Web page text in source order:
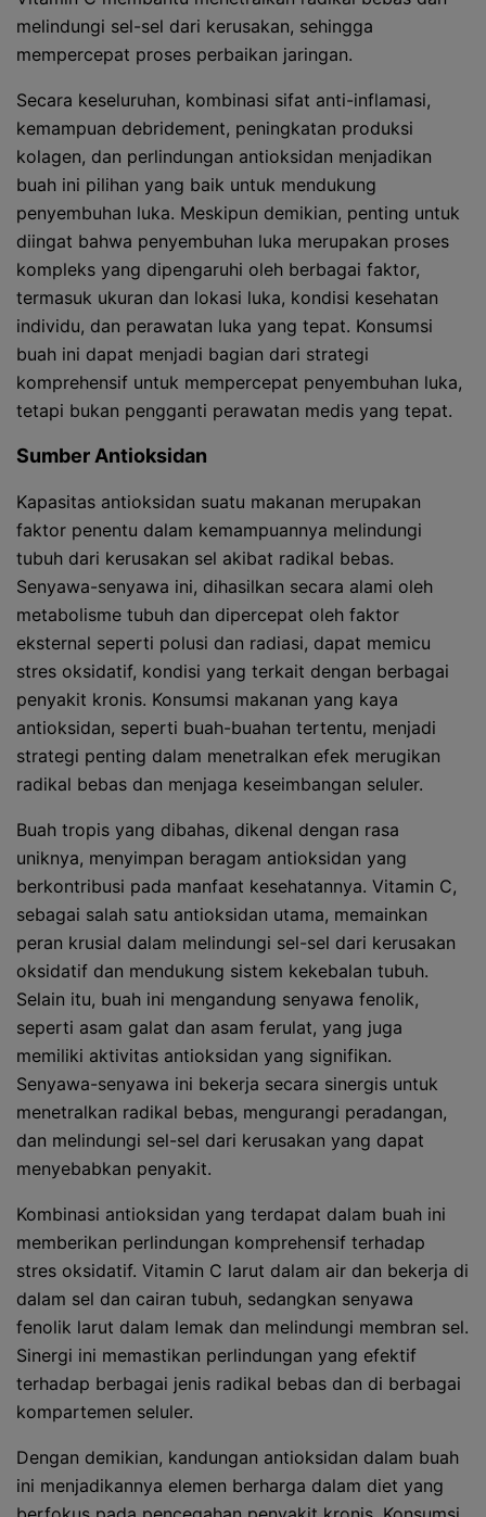
melindungi sel-sel dari kerusakan, sehingga
mempercepat proses perbaikan jaringan.
Secara keseluruhan, kombinasi sifat anti-inflamasi,
kemampuan debridement, peningkatan produksi
kolagen, dan perlindungan antioksidan menjadikan
buah ini pilihan yang baik untuk mendukung
penyembuhan luka. Meskipun demikian, penting untuk
diingat bahwa penyembuhan luka merupakan proses
kompleks yang dipengaruhi oleh berbagai faktor,
termasuk ukuran dan lokasi luka, kondisi kesehatan
individu, dan perawatan luka yang tepat. Konsumsi
buah ini dapat menjadi bagian dari strategi
komprehensif untuk mempercepat penyembuhan luka,
tetapi bukan pengganti perawatan medis yang tepat.
Sumber Antioksidan
Kapasitas antioksidan suatu makanan merupakan
faktor penentu dalam kemampuannya melindungi
tubuh dari kerusakan sel akibat radikal bebas.
Senyawa-senyawa ini, dihasilkan secara alami oleh
metabolisme tubuh dan dipercepat oleh faktor
eksternal seperti polusi dan radiasi, dapat memicu
stres oksidatif, kondisi yang terkait dengan berbagai
penyakit kronis. Konsumsi makanan yang kaya
antioksidan, seperti buah-buahan tertentu, menjadi
strategi penting dalam menetralkan efek merugikan
radikal bebas dan menjaga keseimbangan seluler.
Buah tropis yang dibahas, dikenal dengan rasa
uniknya, menyimpan beragam antioksidan yang
berkontribusi pada manfaat kesehatannya. Vitamin C,
sebagai salah satu antioksidan utama, memainkan
peran krusial dalam melindungi sel-sel dari kerusakan
oksidatif dan mendukung sistem kekebalan tubuh.
Selain itu, buah ini mengandung senyawa fenolik,
seperti asam galat dan asam ferulat, yang juga
memiliki aktivitas antioksidan yang signifikan.
Senyawa-senyawa ini bekerja secara sinergis untuk
menetralkan radikal bebas, mengurangi peradangan,
dan melindungi sel-sel dari kerusakan yang dapat
menyebabkan penyakit.
Kombinasi antioksidan yang terdapat dalam buah ini
memberikan perlindungan komprehensif terhadap
stres oksidatif. Vitamin C larut dalam air dan bekerja di
dalam sel dan cairan tubuh, sedangkan senyawa
fenolik larut dalam lemak dan melindungi membran sel.
Sinergi ini memastikan perlindungan yang efektif
terhadap berbagai jenis radikal bebas dan di berbagai
kompartemen seluler.
Dengan demikian, kandungan antioksidan dalam buah
ini menjadikannya elemen berharga dalam diet yang